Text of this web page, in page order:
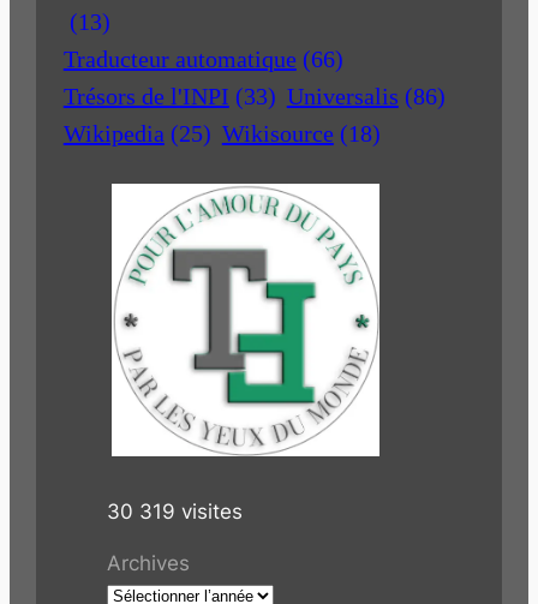
(13)
Traducteur automatique (66)
Trésors de l'INPI (33) Universalis (86)
Wikipedia (25) Wikisource (18)
30 319 visites
Archives